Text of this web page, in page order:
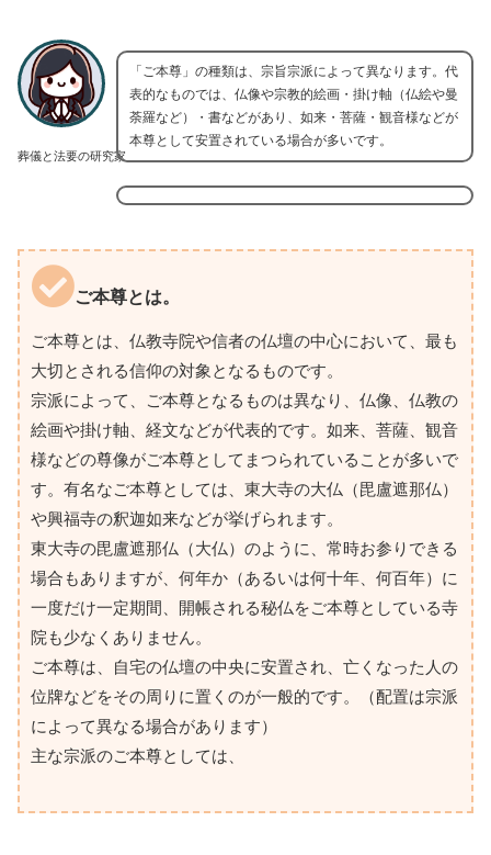
葬儀と法要の研究家
「ご本尊」の種類は、宗旨宗派によって異なります。代
表的なものでは、仏像や宗教的絵画・掛け軸（仏絵や曼
荼羅など）・書などがあり、如来・菩薩・観音様などが
本尊として安置されている場合が多いです。
ご本尊とは。
ご本尊とは、仏教寺院や信者の仏壇の中心において、最も
大切とされる信仰の対象となるものです。
宗派によって、ご本尊となるものは異なり、仏像、仏教の
絵画や掛け軸、経文などが代表的です。如来、菩薩、観音
様などの尊像がご本尊としてまつられていることが多いで
す。有名なご本尊としては、東大寺の大仏（毘盧遮那仏）
や興福寺の釈迦如来などが挙げられます。
東大寺の毘盧遮那仏（大仏）のように、常時お参りできる
場合もありますが、何年か（あるいは何十年、何百年）に
一度だけ一定期間、開帳される秘仏をご本尊としている寺
院も少なくありません。
ご本尊は、自宅の仏壇の中央に安置され、亡くなった人の
位牌などをその周りに置くのが一般的です。（配置は宗派
によって異なる場合があります）
主な宗派のご本尊としては、